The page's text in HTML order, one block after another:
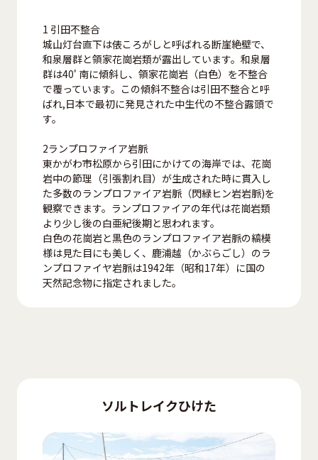
1 引田不整合
城山灯台直下は俵ころがしと呼ばれる断崖絶壁で、
和泉層群と領家花崗岩類が露出しています。和泉層
群は40ﾟ南に傾斜し、領家花崗岩（白色）を不整合
で覆っています。この傾斜不整合は引田不整合と呼
ばれ,日本で最初に発見された中生代の不整合露頭で
す。
2ランプロファイア岩脈
東かがわ市松原から引田にかけての海岸では、花崗
岩中の節理（引張割れ目）が生成された時に貫入し
た多数のランプロファイア岩脈（閃緑ヒン岩岩脈)を
観察できます。ランプロファイアの年代は花崗岩類
より少し後の白亜紀後期と思われます。
白色の花崗岩と黒色のランプロファイア岩脈の縞模
様は見た目にも美しく、鹿浦越（かぶらごし）のラ
ンプロファイヤ岩脈は1942年（昭和17年）に国の
天然記念物に指定されました。
ソルトレイクひけた